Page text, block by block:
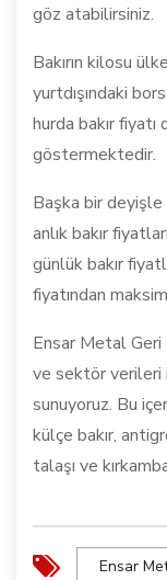
göz atabilirsiniz.
Bakırın kilosu
yurtdışındaki
hurda bakır
göstermektedir.
Başka bir
anlık bakır
günlük bakır
fiyatından
Ensar Metal
ve sektör verileri
sunuyoruz. Bu
külçe bakır,
talaşı ve
Ensar